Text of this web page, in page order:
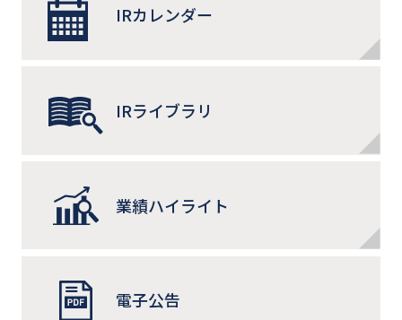
IRカレンダー
IRライブラリ
業績ハイライト
電子公告